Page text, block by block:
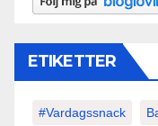
ETIKETTER
#vardagssnack